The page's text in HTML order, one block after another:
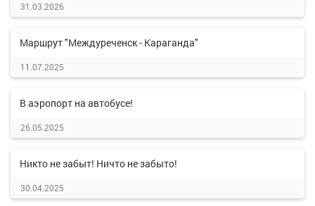
31.03.2026
Маршрут "Междуреченск - Караганда"
11.07.2025
В аэропорт на автобусе!
26.05.2025
Никто не забыт! Ничто не забыто!
30.04.2025